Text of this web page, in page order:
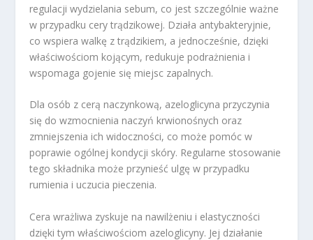
regulacji wydzielania sebum, co jest szczególnie ważne
w przypadku cery trądzikowej. Działa antybakteryjnie,
co wspiera walkę z trądzikiem, a jednocześnie, dzięki
właściwościom kojącym, redukuje podrażnienia i
wspomaga gojenie się miejsc zapalnych.
Dla osób z cerą naczynkową, azeloglicyna przyczynia
się do wzmocnienia naczyń krwionośnych oraz
zmniejszenia ich widoczności, co może pomóc w
poprawie ogólnej kondycji skóry. Regularne stosowanie
tego składnika może przynieść ulgę w przypadku
rumienia i uczucia pieczenia.
Cera wrażliwa zyskuje na nawilżeniu i elastyczności
dzięki tym właściwościom azeloglicyny. Jej działanie